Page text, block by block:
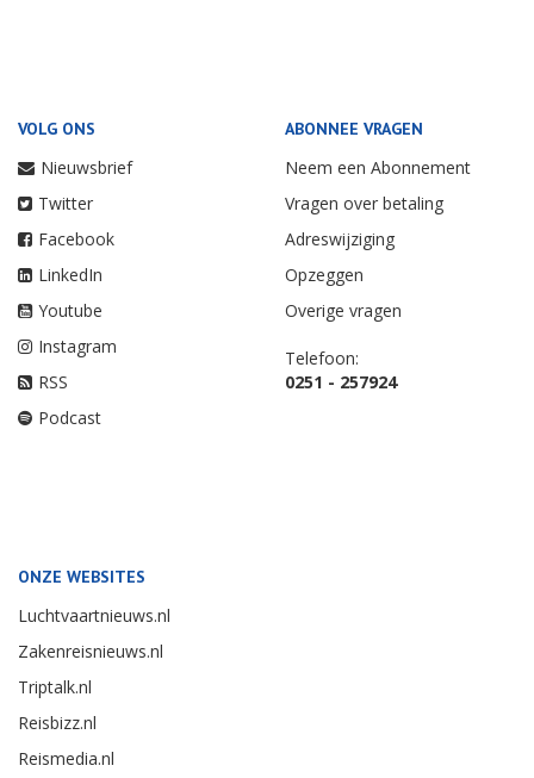
VOLG ONS
Nieuwsbrief
Twitter
Facebook
LinkedIn
Youtube
Instagram
RSS
Podcast
ABONNEE VRAGEN
Neem een Abonnement
Vragen over betaling
Adreswijziging
Opzeggen
Overige vragen
Telefoon:
0251 - 257924
ONZE WEBSITES
Luchtvaartnieuws.nl
Zakenreisnieuws.nl
Triptalk.nl
Reisbizz.nl
Reismedia.nl